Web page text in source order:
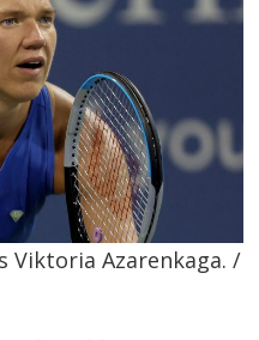
Viktoria Azarenkaga. /